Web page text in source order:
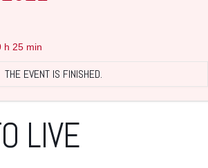
h 25 min
THE EVENT IS FINISHED.
LIVE